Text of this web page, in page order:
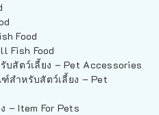
Food
Fish Food
สัตว์เลี้ยง – Pet Accessories
ำหรับสัตว์เลี้ยง – Pet
– Item For Pets